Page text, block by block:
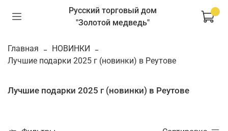
Русский торговый дом
"Золотой медведь"
Главная
НОВИНКИ
Лучшие подарки 2025 г (новинки) в Реутове
Лучшие подарки 2025 г (новинки) в Реутове